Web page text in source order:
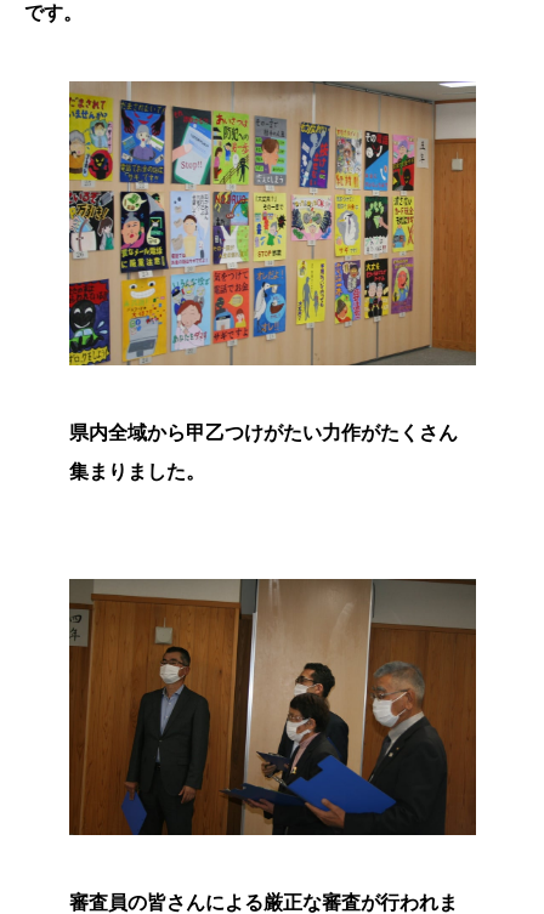
です。
県内全域から甲乙つけがたい力作がたくさん
集まりました。
審査員の皆さんによる厳正な審査が行われま